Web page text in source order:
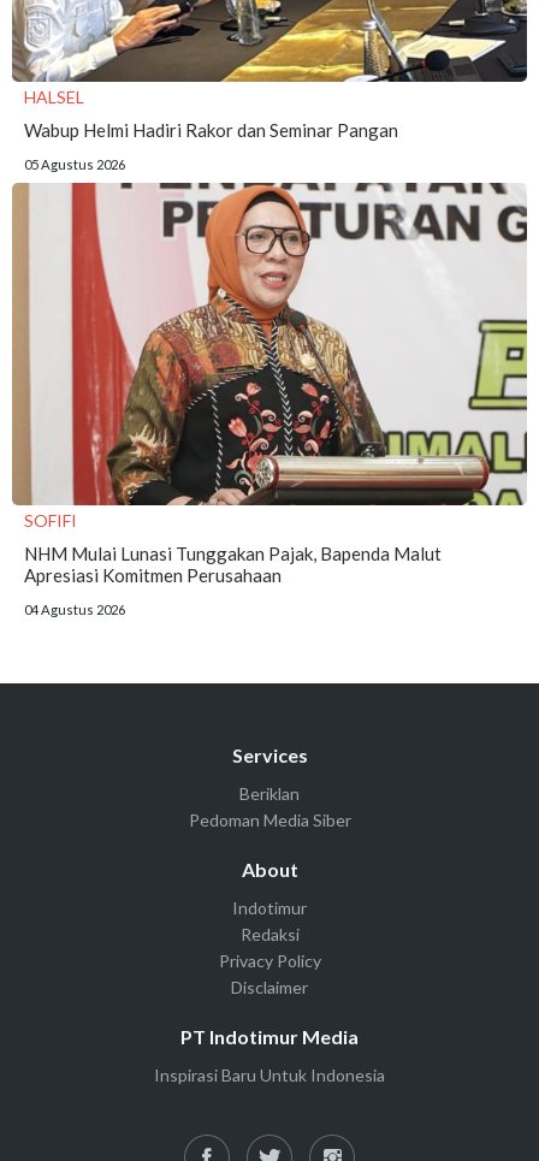
HALSEL
Wabup Helmi Hadiri Rakor dan Seminar Pangan
05 Agustus 2026
SOFIFI
NHM Mulai Lunasi Tunggakan Pajak, Bapenda Malut
Apresiasi Komitmen Perusahaan
04 Agustus 2026
Services
Beriklan
Pedoman Media Siber
About
Indotimur
Redaksi
Privacy Policy
Disclaimer
PT Indotimur Media
Inspirasi Baru Untuk Indonesia